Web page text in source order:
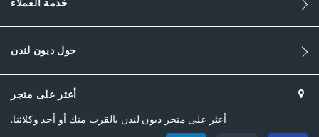
حول ديون لندن
أعثر على متجر
أعثر على متجر ديون لندن بالقرب منك أو أحد وكلائنا.